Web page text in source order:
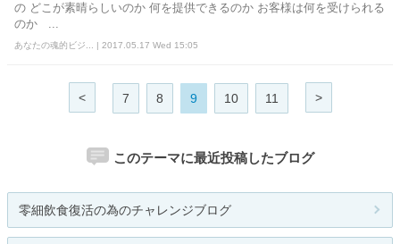
の どこが素晴らしいのか 何を提供できるのか お客様は何を受けられる
のか ...
あなたの魂的ビジ... | 2017.05.17 Wed 15:05
< 7 8 9 10 11 >
このテーマに最近投稿したブログ
零細飲食復活の為のチャレンジブログ